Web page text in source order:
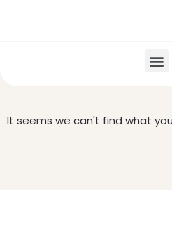
It seems we can't find what